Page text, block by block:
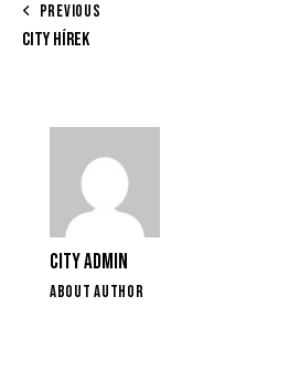
PREVIOUS
CITY HÍREK
CITY ADMIN
ABOUT AUTHOR